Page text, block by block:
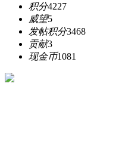
积分4227
威望5
发帖积分3468
贡献3
现金币1081